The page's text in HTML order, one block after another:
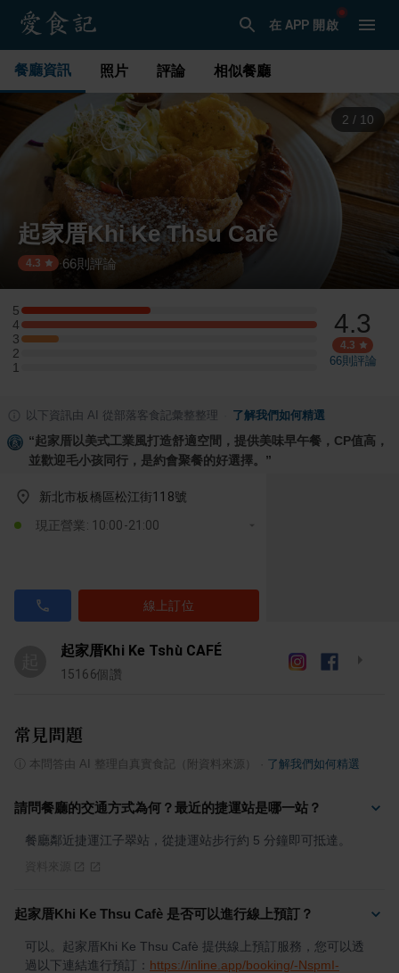
在 APP 開啟
餐廳資訊 照片 評論 相似餐廳
3 / 10
起家厝Khi Ke Thsu Cafè
4.3 ·66則評論
5
5 星：7 則評論
4
4 星：16 則評論
3
3 星：2 則評論
2
2 星：0 則評論
1
1 星：0 則評論
4.3
4.3
66則評論
以下資訊由 AI 從部落客食記彙整整理 了解我們如何精選
“起家厝以美式工業風打造舒適空間，提供美味早午餐，CP值高，
並歡迎毛小孩同行，是約會聚餐的好選擇。 ”
新北市板橋區松江街118號
現正營業: 10:00-21:00
線上訂位
起家厝Khi Ke Tshù CAFÉ
15166個讚
常見問題
本問答由 AI 整理自真實食記（附資料來源） 了解我們如何精選
請問餐廳的交通方式為何？最近的捷運站是哪一站？
餐廳鄰近捷運江子翠站，從捷運站步行約 5 分鐘即可抵達。
起家厝Khi Ke Thsu Cafè 是否可以進行線上預訂？
可以。起家厝Khi Ke Thsu Cafè 提供線上預訂服務，您可以透
過以下連結進行預訂： https://inline.app/booking/-NspmI-